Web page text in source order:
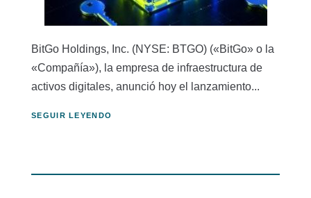
BitGo Holdings, Inc. (NYSE: BTGO) («BitGo» o la
«Compañía»), la empresa de infraestructura de
activos digitales, anunció hoy el lanzamiento...
SEGUIR LEYENDO